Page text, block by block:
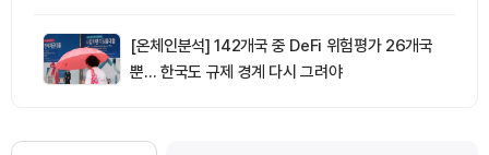
[온체인분석] 142개국 중 DeFi 위험평가 26개국
뿐… 한국도 규제 경계 다시 그려야